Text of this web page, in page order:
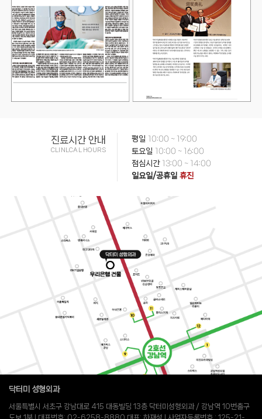
진료시간 안내
CLINLCAL HOURS
평일 10:00 ~ 19:00
토요일 10:00 ~ 16:00
점심시간 13:00 ~ 14:00
일요일/공휴일 휴진
닥터미 성형외과
서울특별시 서초구 강남대로 415 대동빌딩 13층 닥터미성형외과 / 강남역 10번출구
도보 1분 l 대표번호: 02-6258-8880 대표: 하재성 l 사업자등록번호 : 125-21-